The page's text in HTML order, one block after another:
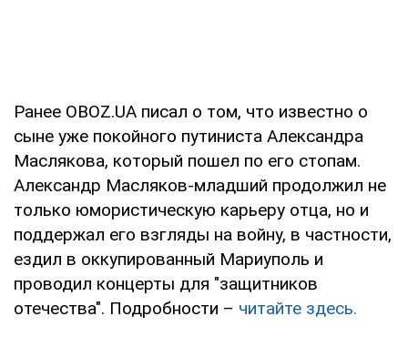
Ранее OBOZ.UA писал о том, что известно о
сыне уже покойного путиниста Александра
Маслякова, который пошел по его стопам.
Александр Масляков-младший продолжил не
только юмористическую карьеру отца, но и
поддержал его взгляды на войну, в частности,
ездил в оккупированный Мариуполь и
проводил концерты для "защитников
отечества". Подробности – читайте здесь.